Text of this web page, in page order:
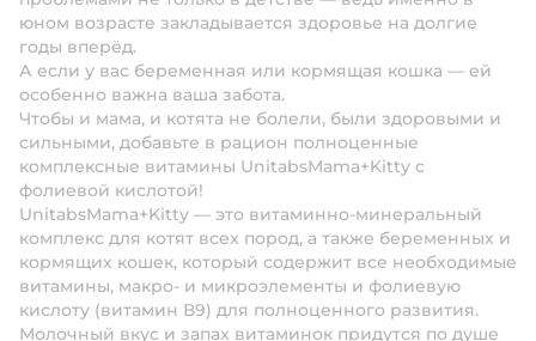
юном возрасте закладывается здоровье на долгие
годы вперёд.
А если у вас беременная или кормящая кошка — ей
особенно важна ваша забота.
Чтобы и мама, и котята не болели, были здоровыми и
сильными, добавьте в рацион полноценные
комплексные витамины UnitabsMama+Kitty c
фолиевой кислотой!
UnitabsMama+Kitty — это витаминно-минеральный
комплекс для котят всех пород, а также беременных и
кормящих кошек, который содержит все необходимые
витамины, макро- и микроэлементы и фолиевую
кислоту (витамин В9) для полноценного развития.
Молочный вкус и запах витаминок придутся по душе